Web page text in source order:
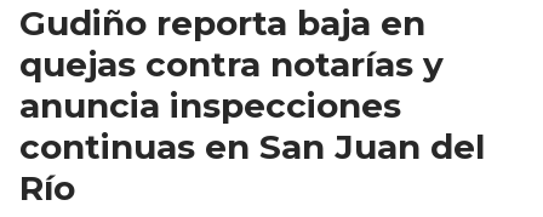
Gudiño reporta baja en
quejas contra notarías y
anuncia inspecciones
continuas en San Juan del
Río